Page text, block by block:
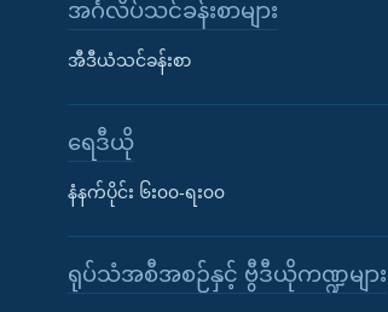
အင်္ဂလိပ်သင်ခန်းစာများ
အီဒီယံသင်ခန်းစာ
ရေဒီယို
နံနက်ပိုင်း ၆း၀၀-ရး၀၀
ရုပ်သံအစီအစဉ်နှင့် ဗွီဒီယိုကဏ္ဍများ